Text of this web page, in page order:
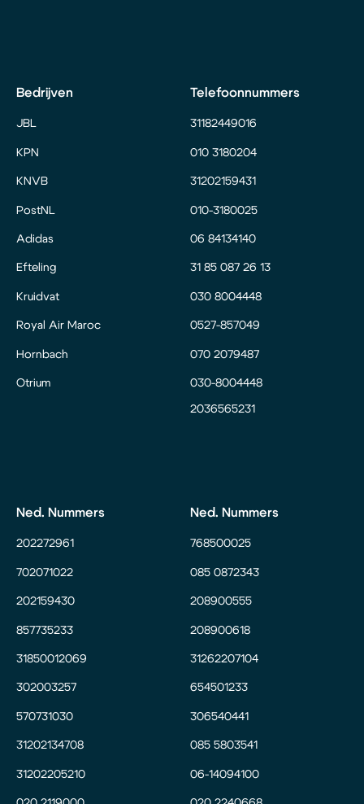
Bedrijven
JBL
KPN
KNVB
PostNL
Adidas
Efteling
Kruidvat
Royal Air Maroc
Hornbach
Otrium
Telefoonnummers
31182449016
010 3180204
31202159431
010-3180025
06 84134140
31 85 087 26 13
030 8004448
0527-857049
070 2079487
030-8004448
2036565231
Ned. Nummers
202272961
702071022
202159430
857735233
31850012069
302003257
570731030
31202134708
31202205210
Ned. Nummers
768500025
085 0872343
208900555
208900618
31262207104
654501233
306540441
085 5803541
06-14094100